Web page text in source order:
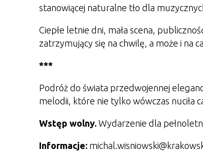
stanowiącej naturalne tło dla
Ciepłe letnie dni, mała scena,
zatrzymujący się na chwilę, a może i na
***
Podróż do świata przedwojennej
melodii, które nie tylko wówczas nuciła
Wstęp wolny. Wydarzenie dla
Informacje: